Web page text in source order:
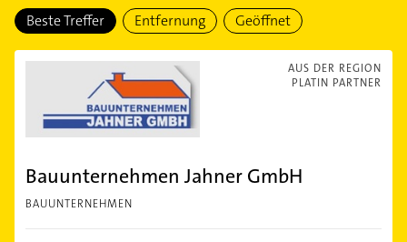
Beste Treffer Entfernung Geöffnet
AUS DER REGION
PLATIN PARTNER
Bauunternehmen Jahner GmbH
BAUUNTERNEHMEN